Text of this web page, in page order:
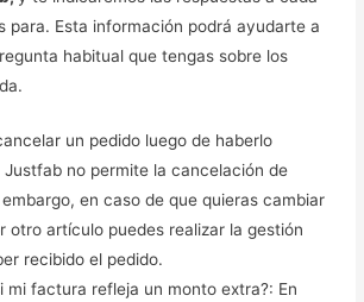
para. Esta información podrá ayudarte a
habitual que tengas sobre los
un pedido luego de haberlo
Justfab no permite la cancelación de
en caso de que quieras cambiar
otro artículo puedes realizar la gestión
recibido el pedido.
mi factura refleja un monto extra?: En